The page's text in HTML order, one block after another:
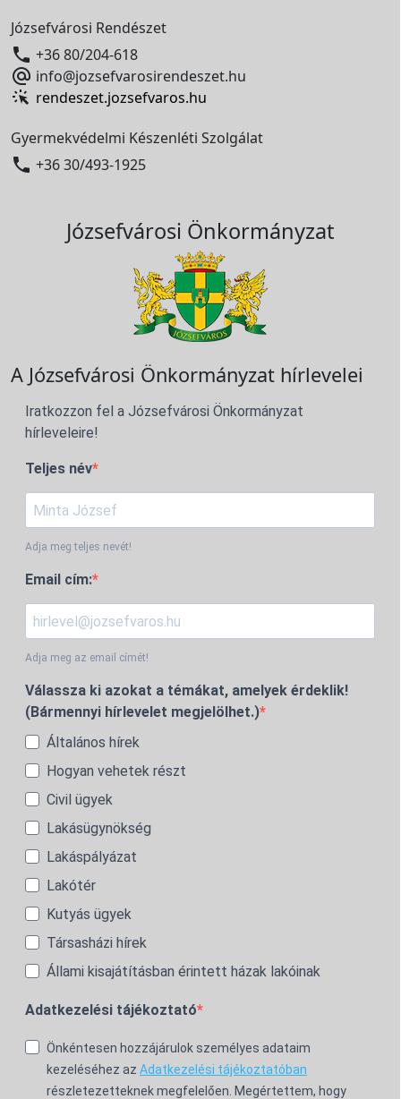
Józsefvárosi Rendészet
 +36 80/204-618
 info@jozsefvarosirendeszet.hu
rendeszet.jozsefvaros.hu
Gyermekvédelmi Készenléti Szolgálat
 +36 30/493-1925
Józsefvárosi Önkormányzat
A Józsefvárosi Önkormányzat hírlevelei
Iratkozzon fel a Józsefvárosi Önkormányzat
hírleveleire!
Teljes név
Adja meg teljes nevét!
Email cím:
Adja meg az email címét!
Válassza ki azokat a témákat, amelyek érdeklik!
(Bármennyi hírlevelet megjelölhet.)
Általános hírek
Hogyan vehetek részt
Civil ügyek
Lakásügynökség
Lakáspályázat
Lakótér
Kutyás ügyek
Társasházi hírek
Állami kisajátításban érintett házak lakóinak
Adatkezelési tájékoztató
Önkéntesen hozzájárulok személyes adataim
kezeléséhez az Adatkezelési tájékoztatóban
részletezetteknek megfelelően. Megértettem, hogy